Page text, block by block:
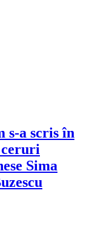
s-a scris în
ceruri
Sima